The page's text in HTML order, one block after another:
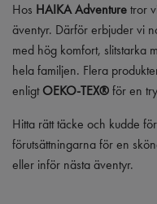
Hos HAIKA Adventuretror
äventyr. Därför erbjuder vi
med hög komfort, slitstarka
hela familjen. Flera
enligtOEKO-TEX®för en
Hitta rätt täcke och kudde
förutsättningarna för en
eller inför nästa äventyr.